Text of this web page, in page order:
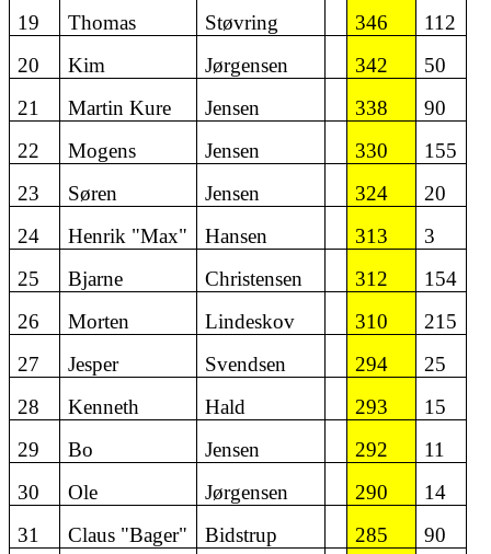
19
Thomas Støvring 346
112
20
Kim Jørgensen 342
50
21
Martin Kure Jensen 338
90
22
Mogens Jensen 330
155
23
Søren Jensen 324
20
24
Henrik "Max" Hansen 313
3
25
Bjarne Christensen 312
154
26
Morten Lindeskov 310
215
27
Jesper Svendsen 294
25
28
Kenneth Hald 293
15
29
Bo Jensen 292
11
30
Ole Jørgensen 290
14
31
Claus "Bager" Bidstrup 285 90